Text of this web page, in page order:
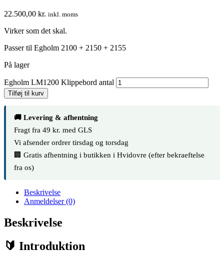
22.500,00 kr. inkl. moms
Virker som det skal.
Passer til Egholm 2100 + 2150 + 2155
På lager
Egholm LM1200 Klippebord antal
Tilføj til kurv
🚚 Levering & afhentning
Fragt fra 49 kr. med GLS
Vi afsender ordrer tirsdag og torsdag
🏢 Gratis afhentning i butikken i Hvidovre (efter bekraeftelse
fra os)
Beskrivelse
Anmeldelser (0)
Beskrivelse
🔰 Introduktion